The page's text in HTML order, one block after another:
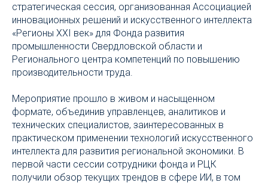
стратегическая сессия, организованная Ассоциацией
инновационных решений и искусственного интеллекта
«Регионы XXI век» для Фонда развития
промышленности Свердловской области и
Регионального центра компетенций по повышению
производительности труда.
Мероприятие прошло в живом и насыщенном
формате, объединив управленцев, аналитиков и
технических специалистов, заинтересованных в
практическом применении технологий искусственного
интеллекта для развития региональной экономики. В
первой части сессии сотрудники фонда и РЦК
получили обзор текущих трендов в сфере ИИ, в том